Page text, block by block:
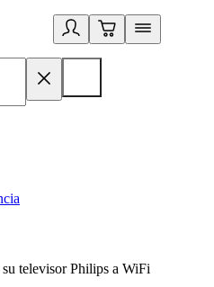
televisor Philips a WiFi